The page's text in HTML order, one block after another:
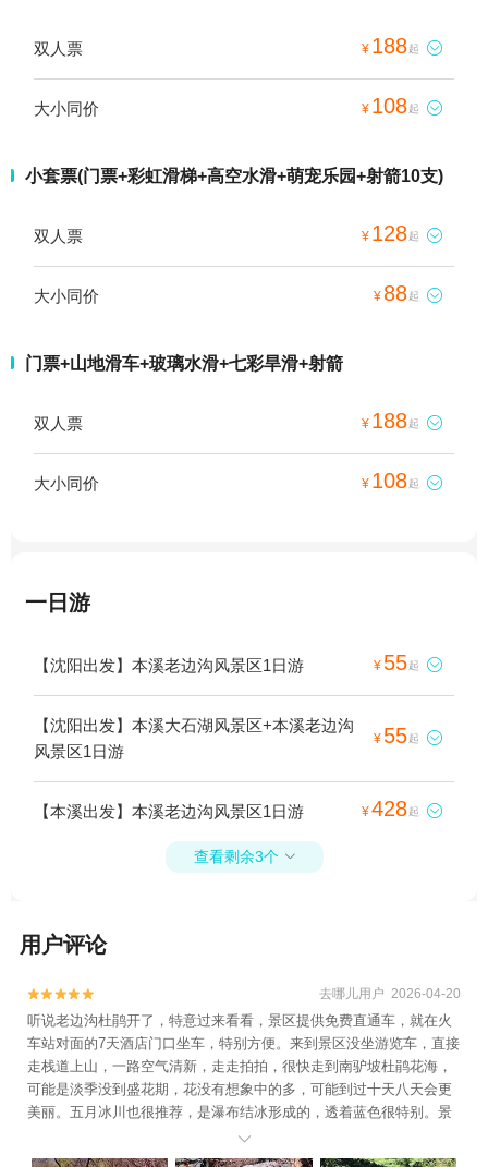
双人票 ¥ 188起 
大小同价 ¥ 108起 
小套票(门票+彩虹滑梯+高空水滑+萌宠乐园+射箭10支)
双人票 ¥ 128起 
大小同价 ¥ 88起 
门票+山地滑车+玻璃水滑+七彩旱滑+射箭
双人票 ¥ 188起 
大小同价 ¥ 108起 
一日游
【沈阳出发】本溪老边沟风景区1日游 ¥ 55起 
【沈阳出发】本溪大石湖风景区+本溪老边沟
风景区1日游
¥ 55起 
【本溪出发】本溪老边沟风景区1日游 ¥428起 
查看剩余3个 
用户评论

 去哪儿用户 2026-04-20
听说老边沟杜鹃开了，特意过来看看，景区提供免费直通车，就在火
车站对面的7天酒店门口坐车，特别方便。来到景区没坐游览车，直接
走栈道上山，一路空气清新，走走拍拍，很快走到南驴坡杜鹃花海，
可能是淡季没到盛花期，花没有想象中的多，可能到过十天八天会更
美丽。五月冰川也很推荐，是瀑布结冰形成的，透着蓝色很特别。景
区里的工作人员很友善，今天降温天气冷，还给我们倒了开水，暖
心！
